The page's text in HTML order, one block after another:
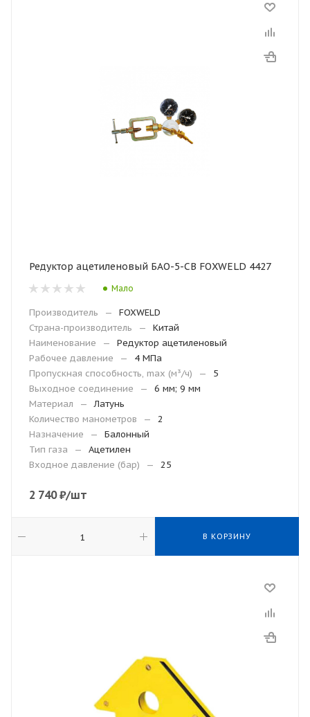
Редуктор ацетиленовый БАО-5-СВ FOХWELD 4427
Мало
Производитель —
FOXWELD
Страна-производитель
—
Китай
Наименование
—
Редуктор ацетиленовый
Рабочее давление
—
4 МПа
Пропускная способность, max (м³/ч)
—
5
Выходное соединение
—
6 мм; 9 мм
Материал
—
Латунь
Количество манометров
—
2
Назначение
—
Балонный
Тип газа
—
Ацетилен
Входное давление (бар)
— 25
2 740₽/шт
В КОРЗИНУ